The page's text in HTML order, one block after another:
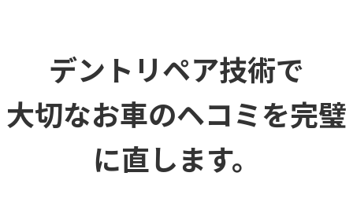
デントリペア技術で
大切なお車のヘコミを完璧
に直します。